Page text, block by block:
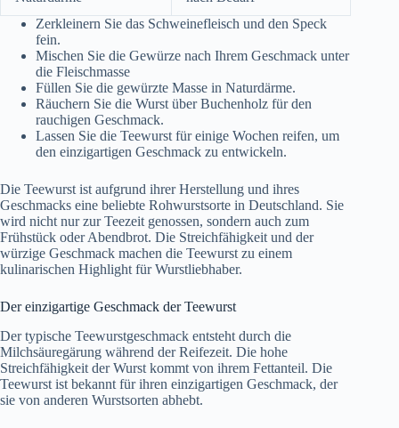
Zerkleinern Sie das Schweinefleisch und den Speck
fein.
Mischen Sie die Gewürze nach Ihrem Geschmack unter
die Fleischmasse
Füllen Sie die gewürzte Masse in Naturdärme.
Räuchern Sie die Wurst über Buchenholz für den
rauchigen Geschmack.
Lassen Sie die Teewurst für einige Wochen reifen, um
den einzigartigen Geschmack zu entwickeln.
Die Teewurst ist aufgrund ihrer Herstellung und ihres
Geschmacks eine beliebte Rohwurstsorte in Deutschland. Sie
wird nicht nur zur Teezeit genossen, sondern auch zum
Frühstück oder Abendbrot. Die Streichfähigkeit und der
würzige Geschmack machen die Teewurst zu einem
kulinarischen Highlight für Wurstliebhaber.
Der einzigartige Geschmack der Teewurst
Der typische Teewurstgeschmack entsteht durch die
Milchsäuregärung während der Reifezeit. Die hohe
Streichfähigkeit der Wurst kommt von ihrem Fettanteil. Die
Teewurst ist bekannt für ihren einzigartigen Geschmack, der
sie von anderen Wurstsorten abhebt.